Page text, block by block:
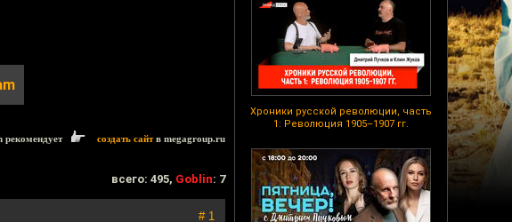
Хроники русской революции, часть
1: Революция 1905–1907 гг.
рекомендует создать сайтв megagroup.ru
всего: 495, Goblin: 7
# 1